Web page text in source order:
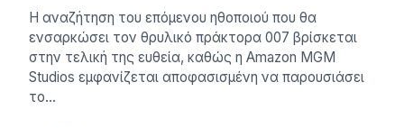
Η αναζήτηση του επόμενου ηθοποιού που θα
ενσαρκώσει τον θρυλικό πράκτορα 007 βρίσκεται
στην τελική της ευθεία, καθώς η Amazon MGM
Studios εμφανίζεται αποφασισμένη να παρουσιάσει
το…